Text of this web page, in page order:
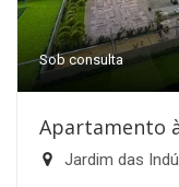
Sob consulta
Apartamento
Jardim das